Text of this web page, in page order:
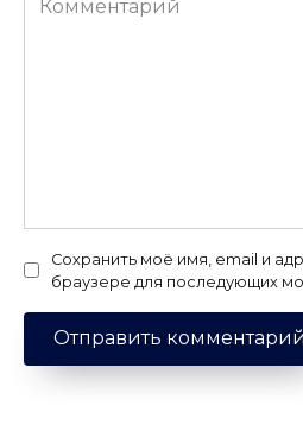
Сохранить моё имя, email и
браузере для последующих